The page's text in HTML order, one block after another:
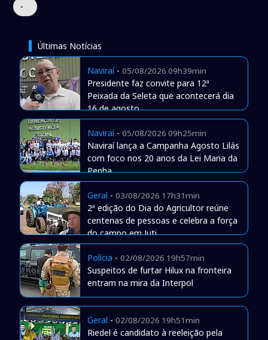
•
Últimas Notícias
Naviraí- 05/08/2026 09h39min
Presidente faz convite para 12ª
Peixada da Seleta que acontecerá dia
16 de agosto
Naviraí- 05/08/2026 09h25min
Naviraí lança a Campanha Agosto Lilás
com foco nos 20 anos da Lei Maria da
Penha
Geral - 03/08/2026 17h31min
2ª edição do Dia do Agricultor reúne
centenas de pessoas e celebra a força
do campo em Juti
Polícia - 02/08/2026 19h57min
Suspeitos de furtar Hilux na fronteira
entram na mira da Interpol
Geral - 02/08/2026 19h51min
Riedel é candidato à reeleição pela